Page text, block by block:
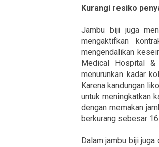
Kurangi resiko
Jambu biji juga
mengaktifkan
mengendalikan
Medical Hospital &
menurunkan kadar
Karena kandungan
untuk meningkatkan
dengan memakan
berkurang sebesar 16
Dalam jambu biji